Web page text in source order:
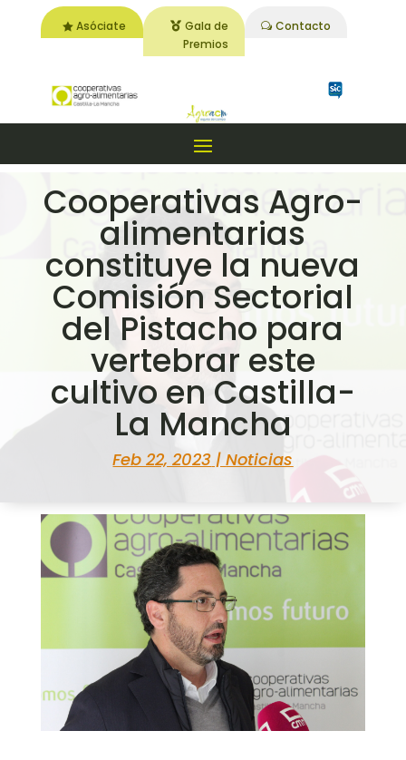
Asóciate
Gala de
Premios
Contacto
Cooperativas Agro-
alimentarias
constituye la nueva
Comisión Sectorial
del Pistacho para
vertebrar este
cultivo en Castilla-
La Mancha
Feb 22, 2023 |Noticias